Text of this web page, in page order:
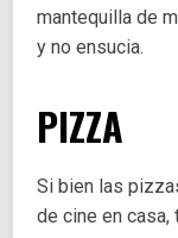
mantequilla de
y no ensucia.
PIZZA
Si bien las
de cine en